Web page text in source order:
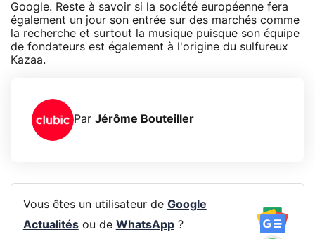
Google. Reste à savoir si la société européenne fera
également un jour son entrée sur des marchés comme
la recherche et surtout la musique puisque son équipe
de fondateurs est également à l'origine du sulfureux
Kazaa.
Par Jérôme Bouteiller
Vous êtes un utilisateur de Google
Actualitésou de WhatsApp?